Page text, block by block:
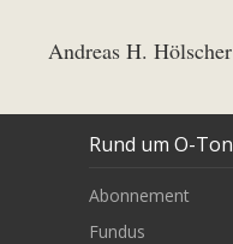
Andreas H. Hölscher
Rund um O-Ton
Abonnement
Fundus